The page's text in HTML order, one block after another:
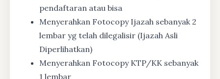
pendaftaran atau bisa
Menyerahkan Fotocopy Ijazah sebanyak 2
lembar yg telah dilegalisir (Ijazah Asli
Diperlihatkan)
Menyerahkan Fotocopy KTP/KK sebanyak
1 lembar